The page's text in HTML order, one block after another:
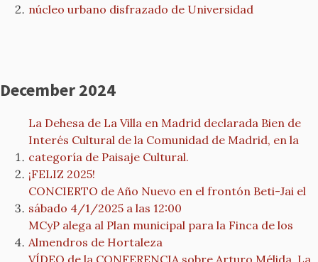
núcleo urbano disfrazado de Universidad
December 2024
La Dehesa de La Villa en Madrid declarada Bien de
Interés Cultural de la Comunidad de Madrid, en la
categoría de Paisaje Cultural.
¡FELIZ 2025!
CONCIERTO de Año Nuevo en el frontón Beti-Jai el
sábado 4/1/2025 a las 12:00
MCyP alega al Plan municipal para la Finca de los
Almendros de Hortaleza
VÍDEO de la CONFERENCIA sobre Arturo Mélida. La